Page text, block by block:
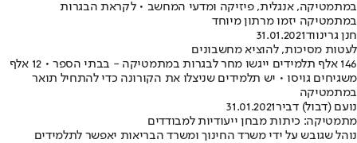
במתמטיקה, אנגלית, פיזיקה ומדעי המחשב • לקראת הבגרות
במתמטיקה יזמו מרתון מיוחד
חנן גרינווד31.01.2021
לעטות מסיכות, להוציא מחשבונים
146 אלף תלמידים ייגשו מחר לבגרות במתמטיקה - בבתי הספר • 12 אלף
משגיחים גויסו • יש תלמידים שניצלו את הקורונה כדי להתחיל תואר
במתמטיקה
נועם (דבול) דביר31.01.2021
מתמטיקה: כיתות מבחן ייעודיות למבודדים
נוהל שגובש על ידי משרד החינוך ומשרד הבריאות יאפשר לתלמידים